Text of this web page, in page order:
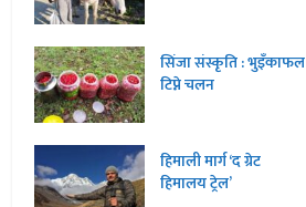
सिंजा संस्कृति : भुइँकाफल
टिप्ने चलन
हिमाली मार्ग ‘द ग्रेट
हिमालय ट्रेल’